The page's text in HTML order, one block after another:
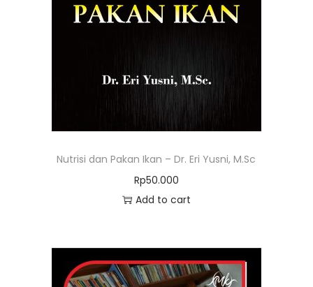
Nutrisi dan Pakan Ikan – Dr. Eri Yusni, M.Sc
Rp50.000
Add to cart